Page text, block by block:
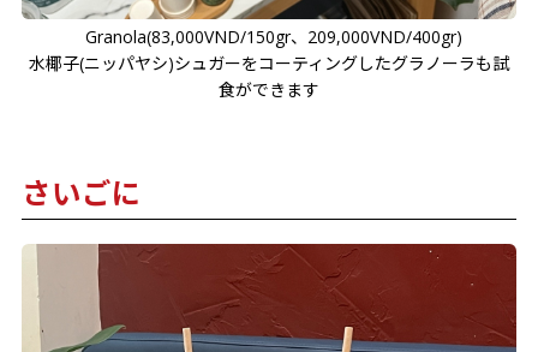
Granola(83,000VND/150gr、209,000VND/400gr)
水椰子(ニッパヤシ)シュガーをコーティングしたグラノーラも試
食ができます
さいごに